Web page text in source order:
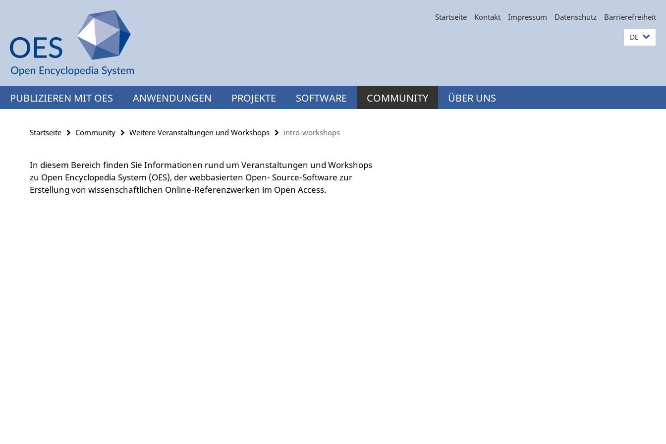
Inhalt
Startseite Kontakt Impressum Datenschutz Barrierefreiheit
DE
PUBLIZIEREN MIT OES ANWENDUNGEN PROJEKTE SOFTWARE COMMUNITY ÜBER UNS
Startseite Community Weitere Veranstaltungen und Workshops intro-workshops
In diesem Bereich finden Sie Informationen rund um Veranstaltungen und Workshops
zu Open Encyclopedia System (OES), der webbasierten Open- Source-Software zur
Erstellung von wissenschaftlichen Online-Referenzwerken im Open Access.